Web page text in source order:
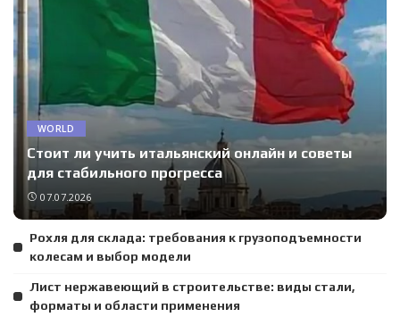
WORLD
Стоит ли учить итальянский онлайн и советы
для стабильного прогресса
07.07.2026
Рохля для склада: требования к грузоподъемности
колесам и выбор модели
Лист нержавеющий в строительстве: виды стали,
форматы и области применения